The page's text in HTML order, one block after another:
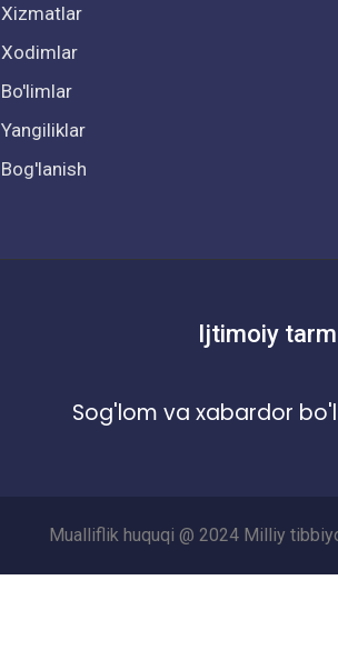
Xizmatlar
Xodimlar
Bo'limlar
Yangiliklar
Bog'lanish
Ijtimoiy
Sog'lom va xabardor
Mualliflik huquqi @ 2024 Milliy